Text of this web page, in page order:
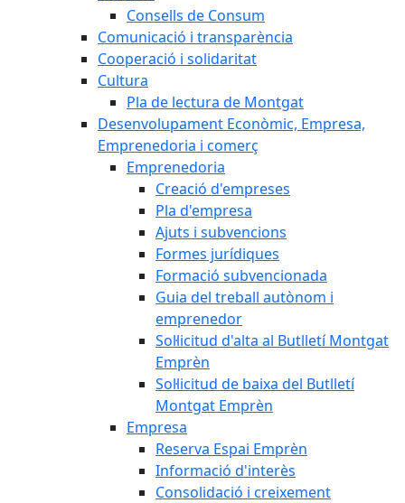
Consells de Consum
Comunicació i transparència
Cooperació i solidaritat
Cultura
Pla de lectura de Montgat
Desenvolupament Econòmic, Empresa,
Emprenedoria i comerç
Emprenedoria
Creació d'empreses
Pla d'empresa
Ajuts i subvencions
Formes jurídiques
Formació subvencionada
Guia del treball autònom i
emprenedor
Sol·licitud d'alta al Butlletí Montgat
Emprèn
Sol·licitud de baixa del Butlletí
Montgat Emprèn
Empresa
Reserva Espai Emprèn
Informació d'interès
Consolidació i creixement